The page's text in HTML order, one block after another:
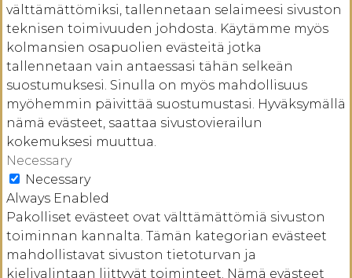
välttämättömiksi, tallennetaan selaimeesi sivuston
teknisen toimivuuden johdosta. Käytämme myös
kolmansien osapuolien evästeitä jotka
tallennetaan vain antaessasi tähän selkeän
suostumuksesi. Sinulla on myös mahdollisuus
myöhemmin päivittää suostumustasi. Hyväksymällä
nämä evästeet, saattaa sivustovierailun
kokemuksesi muuttua.
Necessary
Necessary
Always Enabled
Pakolliset evästeet ovat välttämättömiä sivuston
toiminnan kannalta. Tämän kategorian evästeet
mahdollistavat sivuston tietoturvan ja
kielivalintaan liittyvät toiminteet. Nämä evästeet